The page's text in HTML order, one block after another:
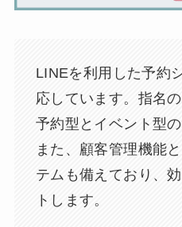
LINEを利用した予約
応しています。指名
予約型とイベント型
また、顧客管理機能
テムも備えており、
トします。